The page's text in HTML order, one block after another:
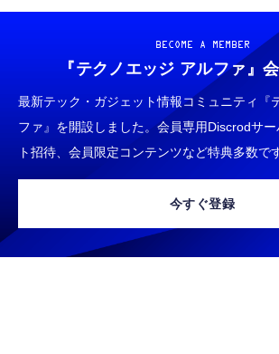
BECOME A MEMBER
『テクノエッジ アルファ』
最新テック・ガジェット情報コミュニティ『
ファ』を開設しました。会員専用Discrodサ
ト招待、会員限定コンテンツなど特典多数で
今すぐ登録